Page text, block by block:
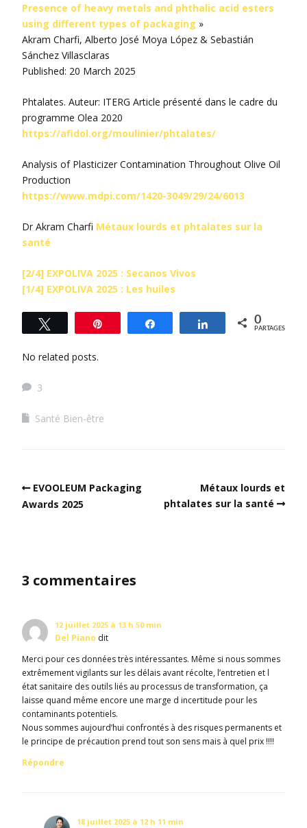
Presence of heavy metals and phthalic acid esters
using different types of packaging »
Akram Charfi, Alberto José Moya López & Sebastián
Sánchez Villasclaras
Published: 20 March 2025
Phtalates. Auteur: ITERG Article présenté dans le cadre du
programme Olea 2020
https://afidol.org/moulinier/phtalates/
Analysis of Plasticizer Contamination Throughout Olive Oil
Production
https://www.mdpi.com/1420-3049/29/24/6013
Dr Akram Charfi Métaux lourds et phtalates sur la
santé
[2/4] EXPOLIVA 2025 : Secanos Vivos
[1/4] EXPOLIVA 2025 : Les huiles
Tweetez Partagez Partagez 0
PARTAGES
No related posts.
3
Santé Bien-être
EVOOLEUM Packaging
Awards 2025
Métaux lourds et
phtalates sur la santé
3 commentaires
12 juillet 2025 à 13 h 50 min
Del Piano dit
Merci pour ces données très intéressantes. Même si nous sommes
extrêmement vigilants sur les délais avant récolte, l’entretien et l
état sanitaire des outils liés au processus de transformation, ça
laisse quand même encore une marge d incertitude pour les
contaminants potentiels.
Nous sommes aujourd’hui confrontés à des risques permanents et
le principe de précaution prend tout son sens mais à quel prix !!!!
Répondre
18 juillet 2025 à 12 h 11 min